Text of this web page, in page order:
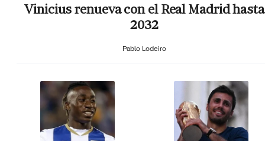
Vinicius renueva con el Real Madrid hasta
2032
Pablo Lodeiro